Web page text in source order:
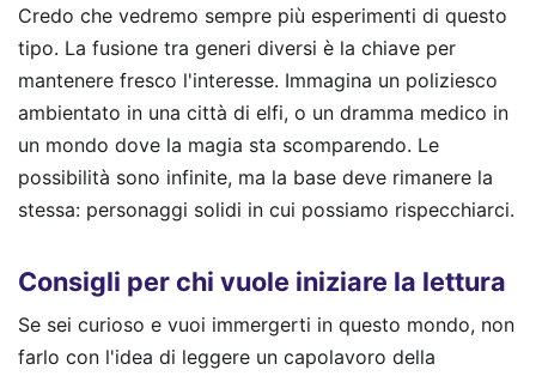
Credo che vedremo sempre più esperimenti di questo
tipo. La fusione tra generi diversi è la chiave per
mantenere fresco l'interesse. Immagina un poliziesco
ambientato in una città di elfi, o un dramma medico in
un mondo dove la magia sta scomparendo. Le
possibilità sono infinite, ma la base deve rimanere la
stessa: personaggi solidi in cui possiamo rispecchiarci.
Consigli per chi vuole iniziare la lettura
Se sei curioso e vuoi immergerti in questo mondo, non
farlo con l'idea di leggere un capolavoro della